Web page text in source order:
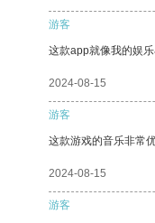
游客
这款app就像我的娱
2024-08-15
游客
这款游戏的音乐非常
2024-08-15
游客